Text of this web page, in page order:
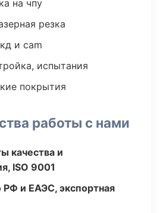
на чпу
резка
и cam
испытания
покрытия
работы с нами
качества и
ISO 9001
РФ и ЕАЭС, экспортная